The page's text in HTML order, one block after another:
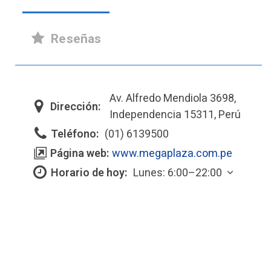
Reseñas
Dirección:
Av. Alfredo Mendiola 3698,
Independencia 15311, Perú
Teléfono: (01) 6139500
Página web: www.megaplaza.com.pe
Horario de hoy: Lunes: 6:00–22:00